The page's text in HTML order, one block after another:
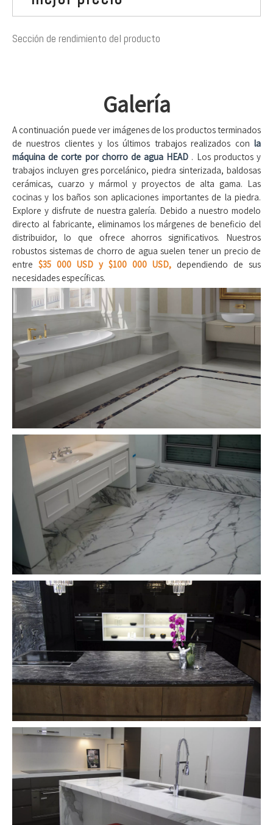
Sección de rendimiento del producto
Galería
A continuación puede ver imágenes de los productos terminados
de nuestros clientes y los últimos trabajos realizados con la
máquina de corte por chorro de agua HEAD . Los productos y
trabajos incluyen gres porcelánico, piedra sinterizada, baldosas
cerámicas, cuarzo y mármol y proyectos de alta gama. Las
cocinas y los baños son aplicaciones importantes de la piedra.
Explore y disfrute de nuestra galería. Debido a nuestro modelo
directo al fabricante, eliminamos los márgenes de beneficio del
distribuidor, lo que ofrece ahorros significativos. Nuestros
robustos sistemas de chorro de agua suelen tener un precio de
entre $35 000 USD y $100 000 USD, dependiendo de sus
necesidades específicas.